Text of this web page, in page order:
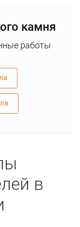
камня
работы
в